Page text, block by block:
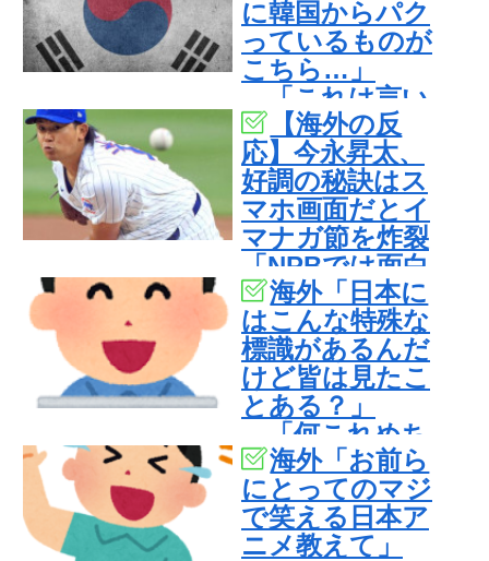
に韓国からパク
っているものが
こちら…」
→「これは言い
訳できないｗ
ｗ」＝韓国の反
応
【海外の反
応】今永昇太、
好調の秘訣はス
マホ画面だとイ
マナガ節を炸裂
「NPBでは面白
さが必須条件な
の？」
海外「日本に
はこんな特殊な
標識があるんだ
けど皆は見たこ
とある？」
→「何これめち
ゃくちゃ可愛い
ｗｗ」【海外の
反応】
海外「お前ら
にとってのマジ
で笑える日本ア
ニメ教えて」